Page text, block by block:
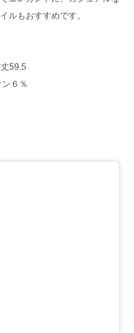
ルもおすすめです。
59.5
６％